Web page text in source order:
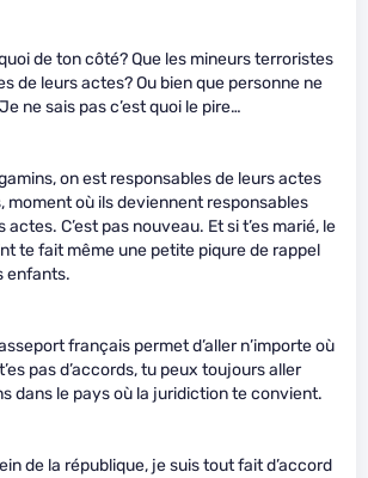
de ton côté? Que les mineurs terroristes
de leurs actes? Ou bien que personne ne
ne sais pas c’est quoi le pire…
on est responsables de leurs actes
moment où ils deviennent responsables
C’est pas nouveau. Et si t’es marié, le
te fait même une petite piqure de rappel
enfants.
français permet d’aller n’importe où
pas d’accords, tu peux toujours aller
dans le pays où la juridiction te convient.
de la république, je suis tout fait d’accord